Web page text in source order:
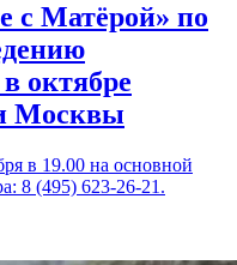
с Матёрой» по
октябре
Москвы
в 19.00 на основной
8 (495) 623-26-21.